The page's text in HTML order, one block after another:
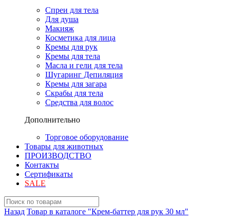
Спреи для тела
Для душа
Макияж
Косметика для лица
Кремы для рук
Кремы для тела
Масла и гели для тела
Шугаринг Депиляция
Кремы для загара
Скрабы для тела
Средства для волос
Дополнительно
Торговое оборудование
Товары для животных
ПРОИЗВОДСТВО
Контакты
Сертификаты
SALE
Назад Товар в каталоге "Крем-баттер для рук 30 мл"